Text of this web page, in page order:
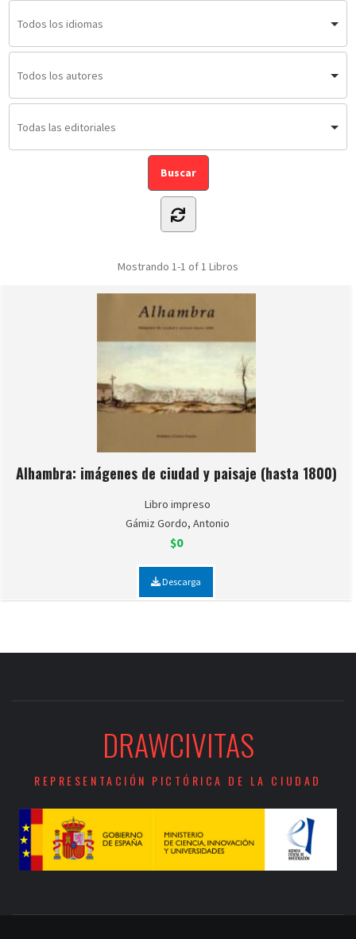
Mostrando 1-1 of 1 Libros
Alhambra: imágenes de ciudad y paisaje (hasta 1800)
Libro impreso
Gámiz Gordo, Antonio
$0
Descarga
DRAWCIVITAS
REPRESENTACIÓN PICTÓRICA DE LA CIUDAD